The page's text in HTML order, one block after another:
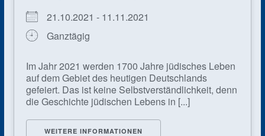
21.10.2021 - 11.11.2021
Ganztägig
Im Jahr 2021 werden 1700 Jahre jüdisches Leben
auf dem Gebiet des heutigen Deutschlands
gefeiert. Das ist keine Selbstverständlichkeit, denn
die Geschichte jüdischen Lebens in [...]
WEITERE INFORMATIONEN